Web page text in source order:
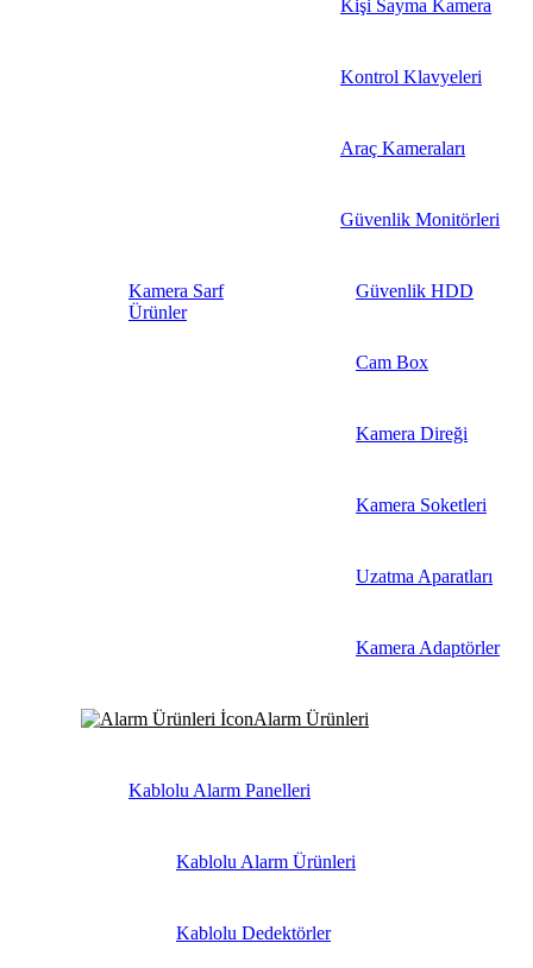
Kişi Sayma Kamera
Kontrol Klavyeleri
Araç Kameraları
Güvenlik Monitörleri
Kamera Sarf
Ürünler
Güvenlik HDD
Cam Box
Kamera Direği
Kamera Soketleri
Uzatma Aparatları
Kamera Adaptörler
Alarm Ürünleri
Kablolu Alarm Panelleri
Kablolu Alarm Ürünleri
Kablolu Dedektörler